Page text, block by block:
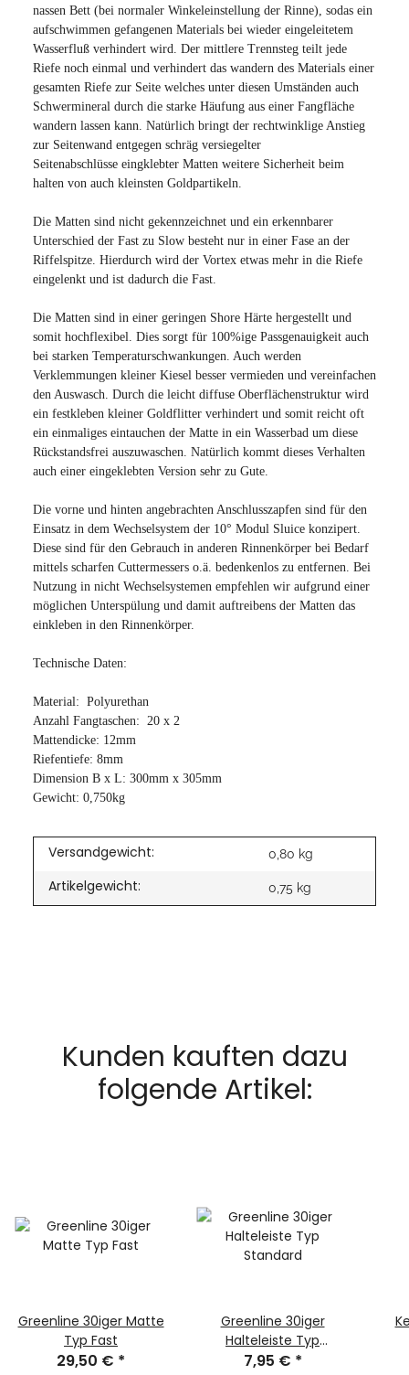
nassen Bett (bei normaler Winkeleinstellung der Rinne), sodas ein
aufschwimmen gefangenen Materials bei wieder eingeleitetem
Wasserfluß verhindert wird. Der mittlere Trennsteg teilt jede
Riefe noch einmal und verhindert das wandern des Materials einer
gesamten Riefe zur Seite welches unter diesen Umständen auch
Schwermineral durch die starke Häufung aus einer Fangfläche
wandern lassen kann. Natürlich bringt der rechtwinklige Anstieg
zur Seitenwand entgegen schräg versiegelter
Seitenabschlüsse eingklebter Matten weitere Sicherheit beim
halten von auch kleinsten Goldpartikeln.
Die Matten sind nicht gekennzeichnet und ein erkennbarer
Unterschied der Fast zu Slow besteht nur in einer Fase an der
Riffelspitze. Hierdurch wird der Vortex etwas mehr in die Riefe
eingelenkt und ist dadurch die Fast.
Die Matten sind in einer geringen Shore Härte hergestellt und
somit hochflexibel. Dies sorgt für 100%ige Passgenauigkeit auch
bei starken Temperaturschwankungen. Auch werden
Verklemmungen kleiner Kiesel besser vermieden und vereinfachen
den Auswasch. Durch die leicht diffuse Oberflächenstruktur wird
ein festkleben kleiner Goldflitter verhindert und somit reicht oft
ein einmaliges eintauchen der Matte in ein Wasserbad um diese
Rückstandsfrei auszuwaschen. Natürlich kommt dieses Verhalten
auch einer eingeklebten Version sehr zu Gute.
Die vorne und hinten angebrachten Anschlusszapfen sind für den
Einsatz in dem Wechselsystem der 10° Modul Sluice konzipert.
Diese sind für den Gebrauch in anderen Rinnenkörper bei Bedarf
mittels scharfen Cuttermessers o.ä. bedenkenlos zu entfernen. Bei
Nutzung in nicht Wechselsystemen empfehlen wir aufgrund einer
möglichen Unterspülung und damit auftreibens der Matten das
einkleben in den Rinnenkörper.
Technische Daten:
Material: Polyurethan
Anzahl Fangtaschen: 20 x 2
Mattendicke: 12mm
Riefentiefe: 8mm
Dimension B x L: 300mm x 305mm
Gewicht: 0,750kg
Versandgewicht: 0,80 kg
Artikelgewicht: 0,75 kg
Kunden kauften dazu
folgende Artikel:
Greenline 30iger Matte
Typ Fast
29,50 € *
Greenline 30iger
Halteleiste Typ
Standard
7,95 € *